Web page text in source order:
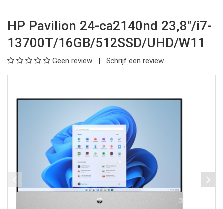
HP Pavilion 24-ca2140nd 23,8"/i7-
13700T/16GB/512SSD/UHD/W11
Geen review Schrijf een review